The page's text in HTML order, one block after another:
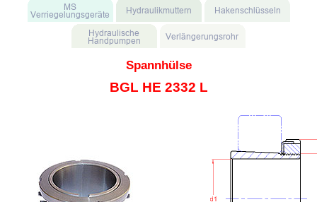
Spannhülse
BGL HE 2332 L